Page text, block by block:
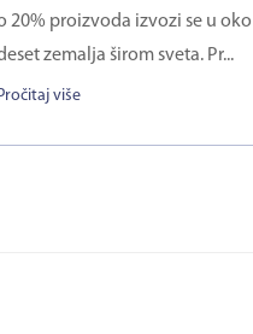
20% proizvoda izvozi se u oko
zemalja širom sveta. Pr...
više